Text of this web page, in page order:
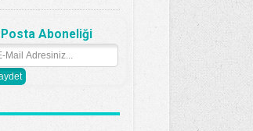
Posta Aboneliği